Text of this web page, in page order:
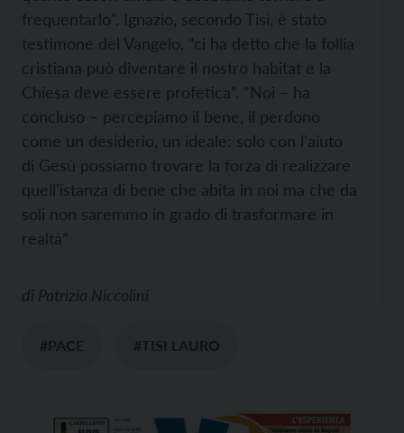
frequentarlo". Ignazio, secondo Tisi, è stato
testimone del Vangelo, “ci ha detto che la follia
cristiana può diventare il nostro habitat e la
Chiesa deve essere profetica”. "Noi – ha
concluso – percepiamo il bene, il perdono
come un desiderio, un ideale: solo con l'aiuto
di Gesù possiamo trovare la forza di realizzare
quell'istanza di bene che abita in noi ma che da
soli non saremmo in grado di trasformare in
realtà”
di Patrizia Niccolini
#PACE #TISI LAURO